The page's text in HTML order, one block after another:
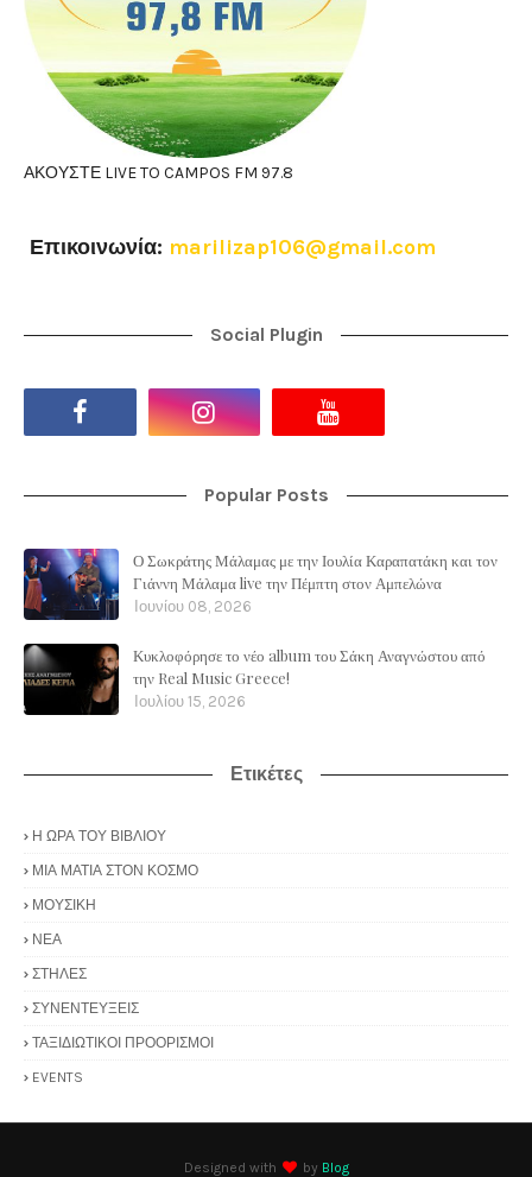
ΑΚΟΥΣΤΕ LIVE TO CAMPOS FM 97.8
Επικοινωνία: marilizap106@gmail.com
Social Plugin
Popular Posts
Ο Σωκράτης Μάλαμας με την Ιουλία Καραπατάκη και τον
Γιάννη Μάλαμα live την Πέμπτη στον Αμπελώνα
Ιουνίου 08, 2026
Κυκλοφόρησε το νέο album του Σάκη Αναγνώστου από
την Real Music Greece!
Ιουλίου 15, 2026
Ετικέτες
Η ΩΡΑ ΤΟΥ ΒΙΒΛΙΟΥ
ΜΙΑ ΜΑΤΙΑ ΣΤΟΝ ΚΟΣΜΟ
ΜΟΥΣΙΚΗ
ΝΕΑ
ΣΤΗΛΕΣ
ΣΥΝΕΝΤΕΥΞΕΙΣ
ΤΑΞΙΔΙΩΤΙΚΟΙ ΠΡΟΟΡΙΣΜΟΙ
EVENTS
Designed with by Blog